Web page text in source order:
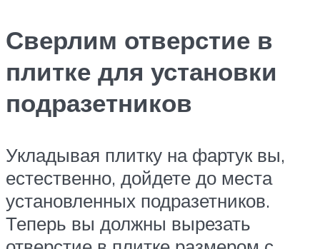
Сверлим отверстие в
плитке для установки
подразетников
Укладывая плитку на фартук вы,
естественно, дойдете до места
установленных подразетников.
Теперь вы должны вырезать